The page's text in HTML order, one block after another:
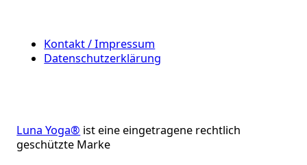
Kontakt / Impressum
Datenschutzerklärung
Luna Yoga® ist eine eingetragene rechtlich
geschützte Marke